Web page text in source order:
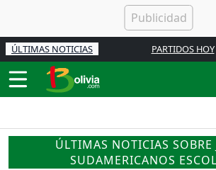
ÚLTIMAS NOTICIAS PARTIDOS HOY
ÚLTIMAS NOTICIAS SOBRE
SUDAMERICANOS